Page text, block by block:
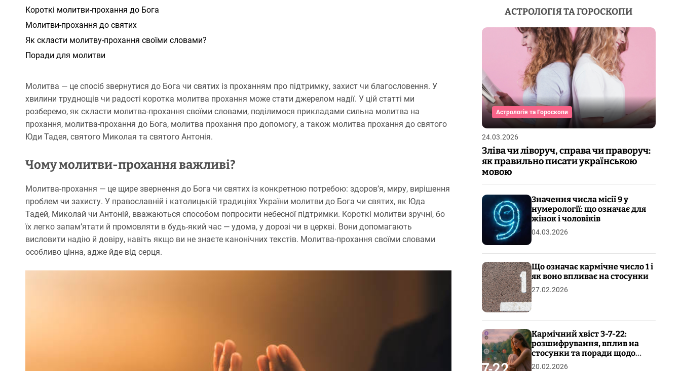
Короткі молитви-прохання до Бога
Молитви-прохання до святих
Як скласти молитву-прохання своїми словами?
Поради для молитви
Молитва — це спосіб звернутися до Бога чи святих із проханням про підтримку, захист чи благословення. У
хвилини труднощів чи радості коротка молитва прохання може стати джерелом надії. У цій статті ми
розберемо, як скласти молитва-прохання своїми словами, поділимося прикладами сильна молитва на
прохання, молитва-прохання до Бога, молитва прохання про допомогу, а також молитва прохання до святого
Юди Тадея, святого Миколая та святого Антонія.
Чому молитви-прохання важливі?
Молитва-прохання — це щире звернення до Бога чи святих із конкретною потребою: здоров’я, миру, вирішення
проблем чи захисту. У православній і католицькій традиціях України молитви до Бога чи святих, як Юда
Тадей, Миколай чи Антоній, вважаються способом попросити небесної підтримки. Короткі молитви зручні, бо
їх легко запам’ятати й промовляти в будь-який час — удома, у дорозі чи в церкві. Вони допомагають
висловити надію й довіру, навіть якщо ви не знаєте канонічних текстів. Молитва-прохання своїми словами
особливо цінна, адже йде від серця.
АСТРОЛОГІЯ ТА ГОРОСКОПИ
Астрологія та Гороскопи
24.03.2026
Зліва чи ліворуч, справа чи праворуч:
як правильно писати українською
мовою
Значення числа місії 9 у
нумерології: що означає для
жінок і чоловіків
04.03.2026
Що означає кармічне число 1 і
як воно впливає на стосунки
27.02.2026
Кармічний хвіст 3-7-22:
розшифрування, вплив на
стосунки та поради щодо
пропрацювання
20.02.2026